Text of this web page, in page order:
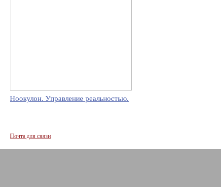
Ноокулон. Управление реальностью.
Почта для связи